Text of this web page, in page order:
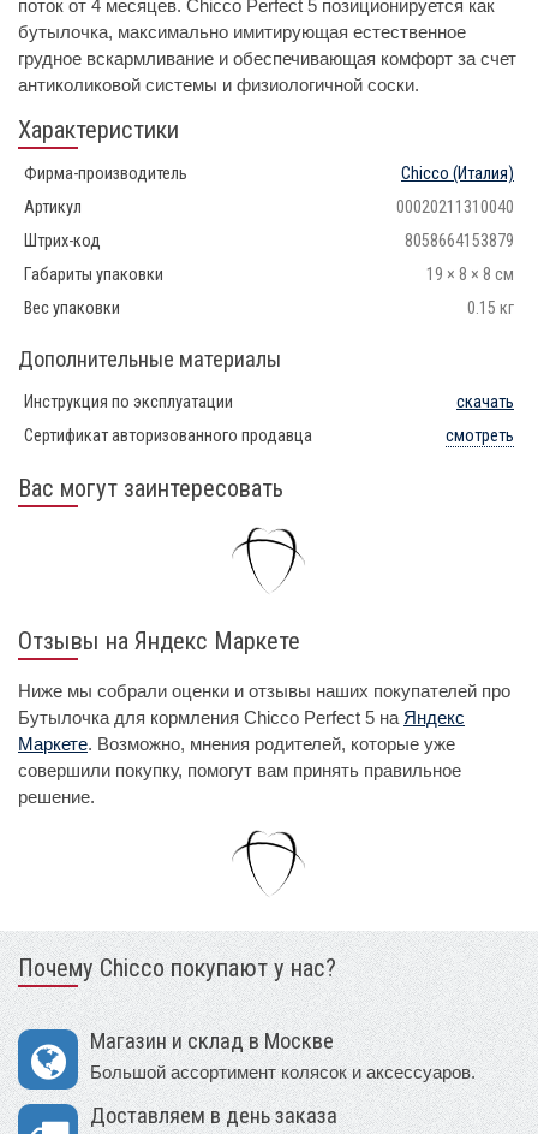
поток от 4 месяцев. Chicco Perfect 5 позиционируется как
бутылочка, максимально имитирующая естественное
грудное вскармливание и обеспечивающая комфорт за счет
антиколиковой системы и физиологичной соски.
Характеристики
Фирма-производитель Chicco (Италия)
Артикул
00020211310040
Штрих-код
8058664153879
Габариты упаковки
19 × 8 × 8 см
Вес упаковки
0.15 кг
Дополнительные материалы
Инструкция по эксплуатации
скачать
Сертификат авторизованного продавца
смотреть
Вас могут заинтересовать
Отзывы на Яндекс Маркете
Ниже мы собрали оценки и отзывы наших покупателей про
Бутылочка для кормления Chicco Perfect 5 на Яндекс
Маркете. Возможно, мнения родителей, которые уже
совершили покупку, помогут вам принять правильное
решение.
Почему Chicco покупают у нас?
Магазин и склад в Москве
Большой ассортимент колясок и аксессуаров.
Доставляем в день заказа